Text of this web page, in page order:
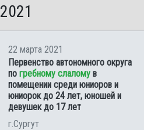
2021
22 марта 2021
Первенство автономного округа
по гребному слалому в
помещении среди юниоров и
юниорок до 24 лет, юношей и
девушек до 17 лет
г.Сургут